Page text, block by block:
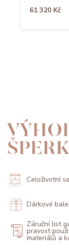
61 320 Kč
Celoživotní
Dárkové
Záruční list
pravost
materiálů a